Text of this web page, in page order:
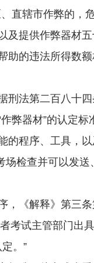
直辖市作弊的，
提供作弊器材
助的违法所得数
第二百八十四
弊器材”的认定
的程序、工具，
场检查并可以发
解释》第三条
考试主管部门
。”